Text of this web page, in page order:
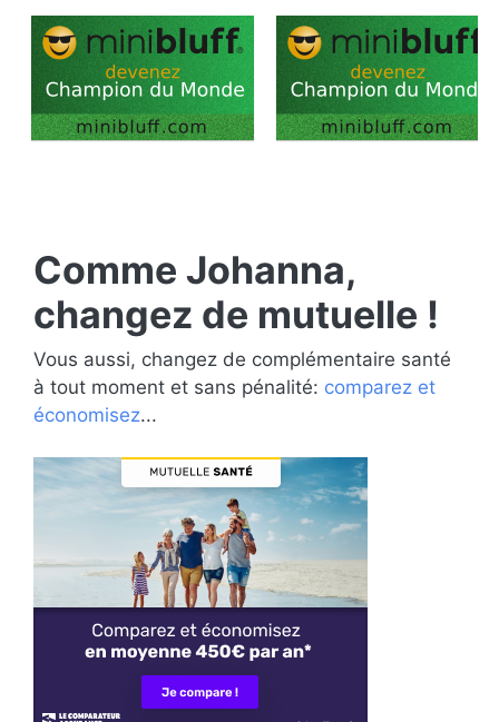
Comme Johanna,
changez de mutuelle !
Vous aussi, changez de complémentaire santé
à tout moment et sans pénalité: comparez et
économisez...